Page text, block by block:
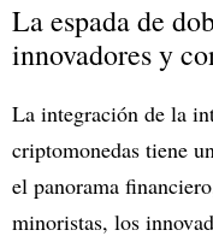
La espada de
innovadores y
La integración de la
criptomonedas tiene
el panorama
minoristas, los